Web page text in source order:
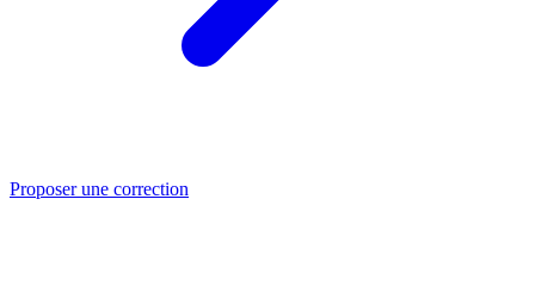
Proposer une correction